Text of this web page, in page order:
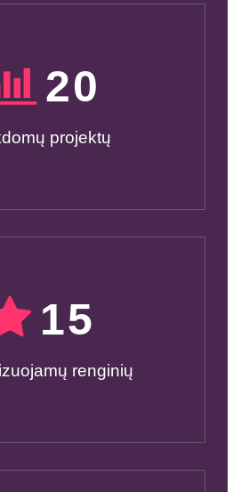
20
projektų
15
renginių